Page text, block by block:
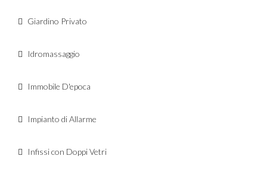
Giardino Privato
Idromassaggio
Immobile D'epoca
Impianto di Allarme
Infissi con Doppi Vetri